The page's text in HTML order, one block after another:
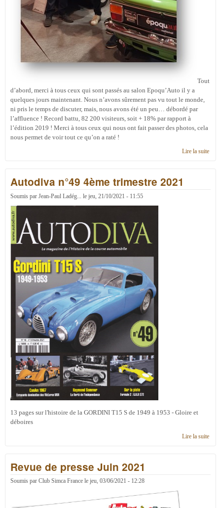
Tout
d’abord, merci à tous ceux qui sont passés au salon Epoqu’Auto il y a
quelques jours maintenant. Nous n’avons sûrement pas vu tout le monde,
ni pris le temps de discuter, mais, nous avons été un peu… débordé par
l’affluence ! Record battu, 82 200 visiteurs, soit + 18% par rapport à
l’édition 2019 ! Merci à tous ceux qui nous ont fait passer des photos, cela
nous permet de voir tout ce qu’on a raté !
Lire la suitede
Autodiva n°49 4ème trimestre 2021
Soumis par Jean-Paul Ladég... le jeu, 21/10/2021 - 11:55
13 pages sur l'histoire de la GORDINI T15 S de 1949 à 1953 - Gloire et
déboires
Lire la suitede
Revue de presse Juin 2021
Soumis par Club Simca France le jeu, 03/06/2021 - 12:28